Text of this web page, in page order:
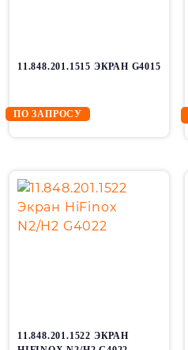
11.848.201.1515 ЭКРАН G4015
ПО ЗАПРОСУ
11.848.201.1522 ЭКРАН